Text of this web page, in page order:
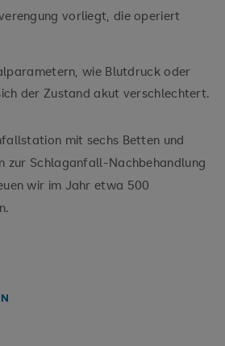
vorliegt, die operiert
wie Blutdruck oder
der Zustand akut verschlechtert.
mit sechs Betten und
zur Schlaganfall-Nachbehandlung
wir im Jahr etwa 500